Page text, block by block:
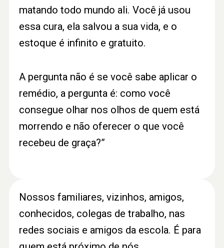
matando todo mundo ali. Você já usou
essa cura, ela salvou a sua vida, e o
estoque é infinito e gratuito.
A pergunta não é se você sabe aplicar o
remédio, a pergunta é: como você
consegue olhar nos olhos de quem está
morrendo e não oferecer o que você
recebeu de graça?”
Nossos familiares, vizinhos, amigos,
conhecidos, colegas de trabalho, nas
redes sociais e amigos da escola. É para